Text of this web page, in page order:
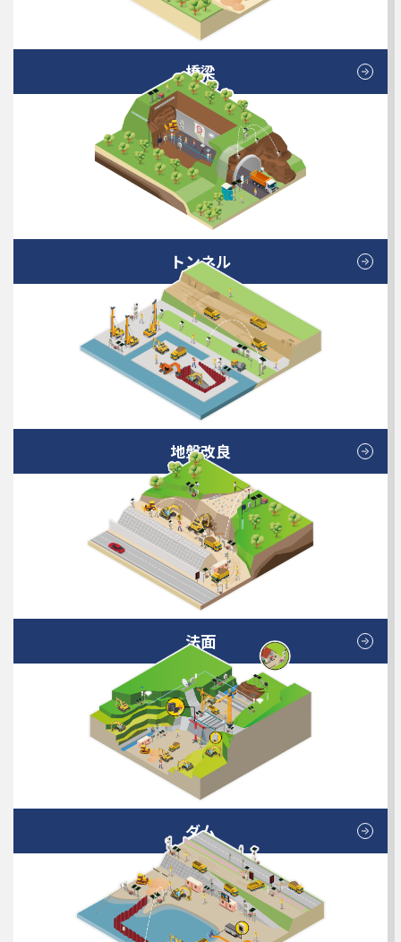
橋梁
トンネル
地盤改良
法面
ダム